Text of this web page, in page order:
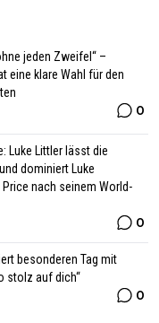
jeden Zweifel“ –
eine klare Wahl für den
0
Luke Littler lässt die
dominiert Luke
Price nach seinem World-
0
besonderen Tag mit
stolz auf dich“
0